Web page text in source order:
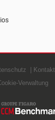
Kontakt
Verwaltung